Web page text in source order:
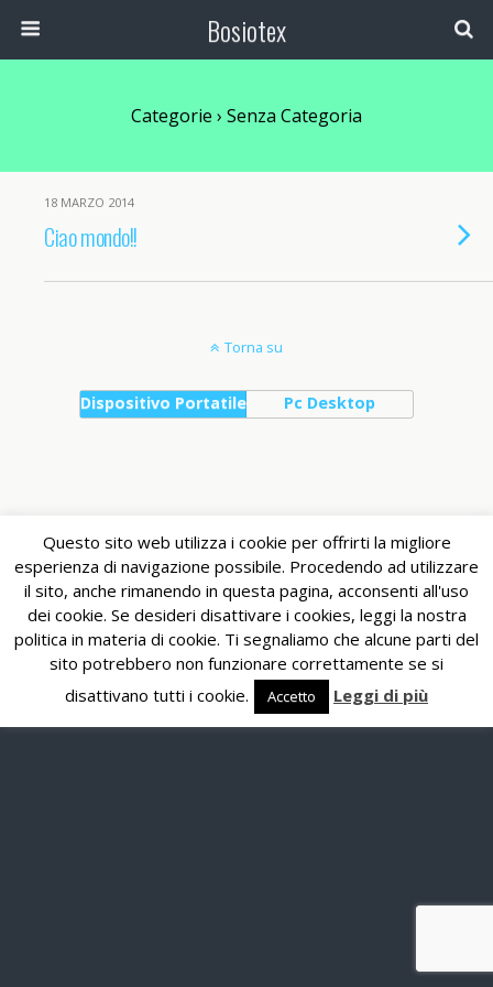
Bosiotex
Categorie › Senza Categoria
18 MARZO 2014
Ciao mondo!!
Torna su
Dispositivo Portatile Pc Desktop
Questo sito web utilizza i cookie per offrirti la migliore
esperienza di navigazione possibile. Procedendo ad utilizzare
il sito, anche rimanendo in questa pagina, acconsenti all'uso
dei cookie. Se desideri disattivare i cookies, leggi la nostra
politica in materia di cookie. Ti segnaliamo che alcune parti del
sito potrebbero non funzionare correttamente se si
disattivano tutti i cookie.
Accetto Leggi di più